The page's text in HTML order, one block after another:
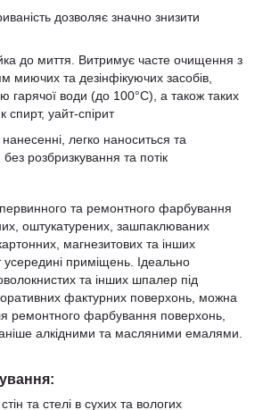
дозволяє значно знизити
до миття. Витримує часте очищення з
миючих та дезінфікуючих засобів,
гарячої води (до 100°С), а також таких
спирт, уайт-спірит
легко наноситься та
без розбризкування та потік
та ремонтного фарбування
оштукатурених, зашпаклюваних
магнезитових та інших
усередині приміщень. Ідеально
та інших шпалер під
фактурних поверхонь, можна
ремонтного фарбування поверхонь,
алкідними та масляними емалями.
та стелі в сухих та вологих